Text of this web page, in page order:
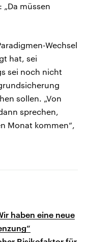
müssen
Wechsel
hat, sei
sei noch nicht
sollen. „Von
sprechen,
Monat kommen“,
haben eine neue